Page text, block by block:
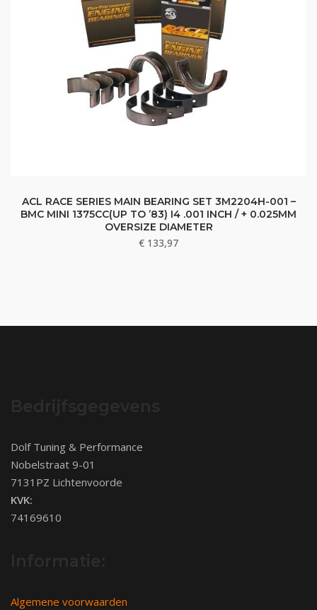
ACL RACE SERIES MAIN BEARING SET 3M2204H-001 –
BMC MINI 1375CC(UP TO ’83) I4 .001 INCH / + 0.025MM
OVERSIZE DIAMETER
€ 133,97
Dolf Tuning & Performance
Nobelstraat 9-01
7131PZ Lichtenvoorde
KVK:
74169610
Algemene voorwaarden